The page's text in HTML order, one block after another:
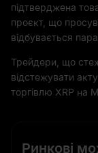
підтверджена
проєкт, що
відбувається
Трейдери, що
відстежувати
торгівлю XRP на
Ринкові